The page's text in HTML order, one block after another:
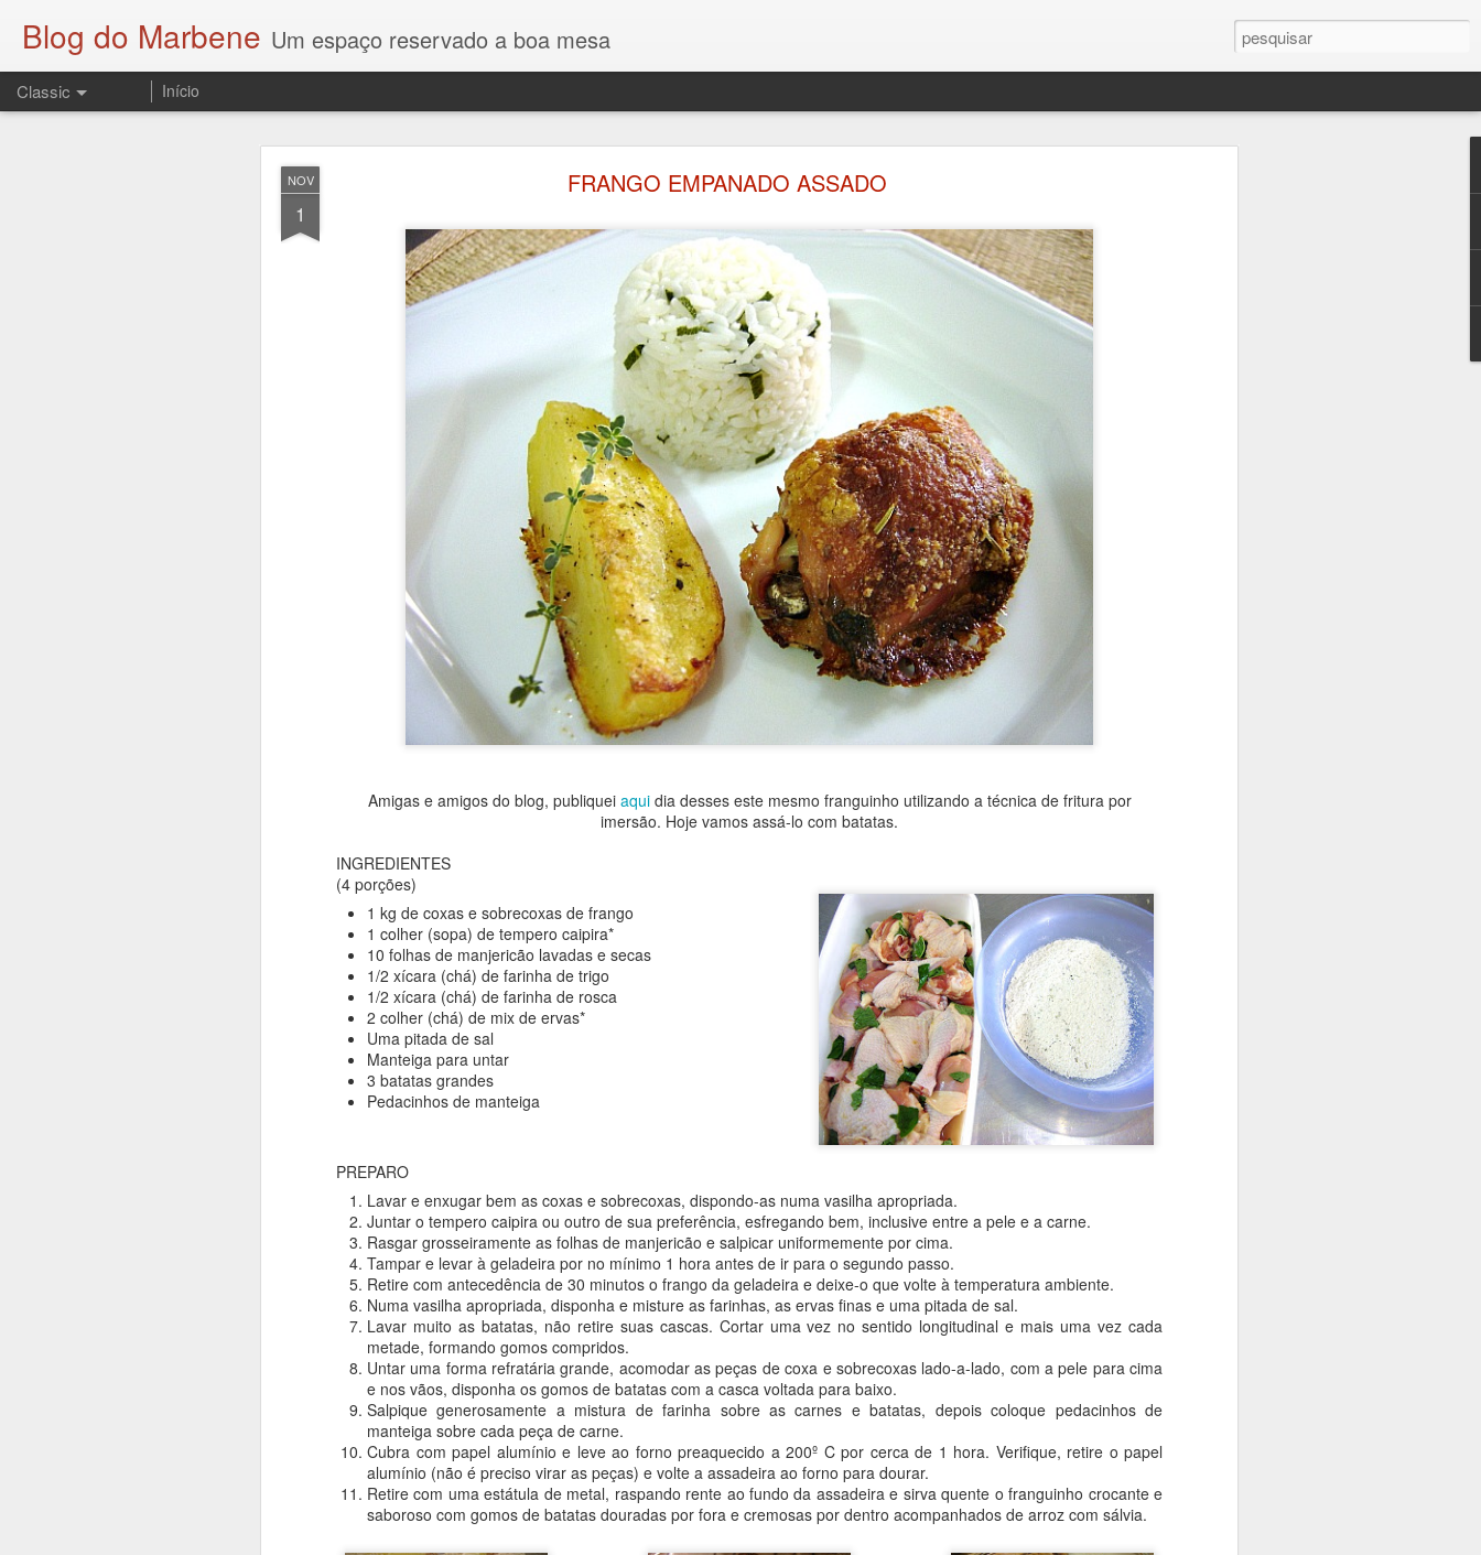
NOV
1
FRANGO EMPANADO ASSADO
Amigas e amigos do blog, publiquei aquidia desses este mesmo franguinho utilizando a técnica de fritura por
imersão. Hoje vamos assá-lo com batatas.
INGREDIENTES
(4 porções)
1 kg de coxas e sobrecoxas de frango
1 colher (sopa) de tempero caipira*
10 folhas de manjericão lavadas e secas
1/2 xícara (chá) de farinha de trigo
1/2 xícara (chá) de farinha de rosca
2 colher (chá) de mix de ervas*
Uma pitada de sal
Manteiga para untar
3 batatas grandes
Pedacinhos de manteiga
PREPARO
Lavar e enxugar bem as coxas e sobrecoxas, dispondo-as numa vasilha apropriada.
Juntar o tempero caipira ou outro de sua preferência, esfregando bem, inclusive entre a pele e a carne.
Rasgar grosseiramente as folhas de manjericão e salpicar uniformemente por cima.
Tampar e levar à geladeira por no mínimo 1 hora antes de ir para o segundo passo.
Retire com antecedência de 30 minutos o frango da geladeira e deixe-o que volte à temperatura ambiente.
Numa vasilha apropriada, disponha e misture as farinhas, as ervas finas e uma pitada de sal.
Lavar muito as batatas, não retire suas cascas. Cortar uma vez no sentido longitudinal e mais uma vez cada
metade, formando gomos compridos.
Untar uma forma refratária grande, acomodar as peças de coxa e sobrecoxas lado-a-lado, com a pele para cima
e nos vãos, disponha os gomos de batatas com a casca voltada para baixo.
Salpique generosamente a mistura de farinha sobre as carnes e batatas, depois coloque pedacinhos de
manteiga sobre cada peça de carne.
Cubra com papel alumínio e leve ao forno preaquecido a 200º C por cerca de 1 hora. Verifique, retire o papel
alumínio (não é preciso virar as peças) e volte a assadeira ao forno para dourar.
Retire com uma estátula de metal, raspando rente ao fundo da assadeira e sirva quente o franguinho crocante e
saboroso com gomos de batatas douradas por fora e cremosas por dentro acompanhados de arroz com sálvia.
Blog do Marbene Um espaço reservado a boa mesa
Classic Início
PÃO DE LEITE COM ERVAS
Olá amigas e amigos do Blog.
Encontrada nas páginas amareladas do caderno herdado da antiga cozinha da minha bisavó Elisa Duarte, vem lá do
interior de Minas Gerais a receita de hoje.
INGREDIENTES:
(rende 1,5 Kg)
1 kg de Farinha de trigo
15 gr de fermento biológico seco
100 gr de manteiga
50 gr de açúcar
1/2 colher (sopa) de sal
3 ovos
1 colher (sopa) bem cheia de ervas finas
1 gema para pincelar
PREPARO:
Em uma bacia grande peneire a farinha, acrescente o fermento as ervas finas desidratadas e misture bem.
Em outra vasilha, amorne o leite com a manteiga, o açúcar, o sal e o óleo, misturando bem.